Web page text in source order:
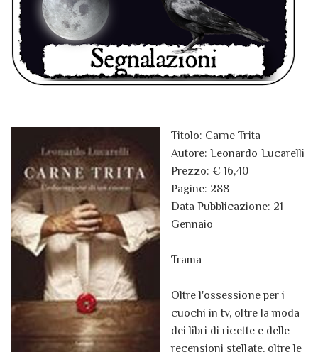
Titolo: Carne Trita
Autore: Leonardo Lucarelli
Prezzo: € 16,40
Pagine: 288
Data Pubblicazione: 21
Gennaio
Trama
Oltre l'ossessione per i
cuochi in tv, oltre la moda
dei libri di ricette e delle
recensioni stellate, oltre le